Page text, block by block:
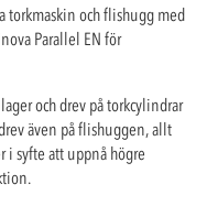
torkmaskin och flishugg med
Parallel EN för
och drev på torkcylindrar
även på flishuggen, allt
i syfte att uppnå högre